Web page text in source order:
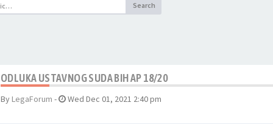
Search
ODLUKA USTAVNOG SUDA BIH AP 18/20
By LegaForum - Wed Dec 01, 2021 2:40 pm